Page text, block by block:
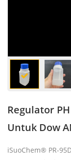
Regulator
Untuk Dow
iSuoChem® PR-